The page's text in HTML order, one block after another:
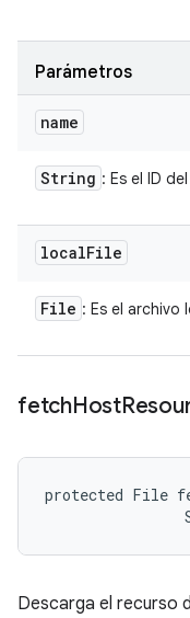
Parámetros
name
String : Es el ID
localFile
File : Es el archivo
fetchHost
protected File
Descarga el recurso